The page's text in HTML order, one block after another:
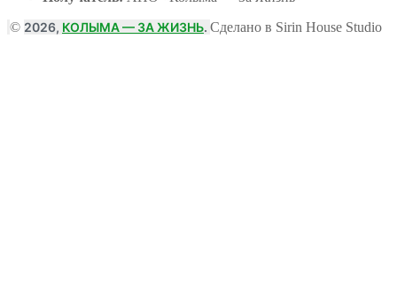
© 2026, КОЛЫМА — ЗА ЖИЗНЬ. Сделано в Sirin House Studio